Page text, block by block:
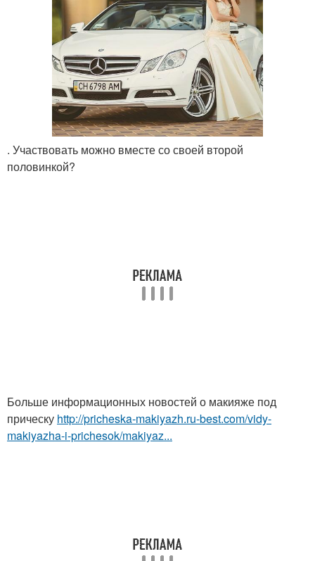
. Участвовать можно вместе со своей второй
половинкой?
Больше информационных новостей о макияже под
прическу http://pricheska-makiyazh.ru-best.com/vidy-
makiyazha-i-prichesok/makiyaz...